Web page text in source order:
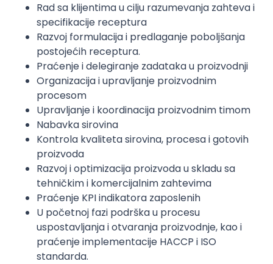
Rad sa klijentima u cilju razumevanja zahteva i
specifikacije receptura
Razvoj formulacija i predlaganje poboljšanja
postojećih receptura.
Praćenje i delegiranje zadataka u proizvodnji
Organizacija i upravljanje proizvodnim
procesom
Upravljanje i koordinacija proizvodnim timom
Nabavka sirovina
Kontrola kvaliteta sirovina, procesa i gotovih
proizvoda
Razvoj i optimizacija proizvoda u skladu sa
tehničkim i komercijalnim zahtevima
Praćenje KPI indikatora zaposlenih
U početnoj fazi podrška u procesu
uspostavljanja i otvaranja proizvodnje, kao i
praćenje implementacije HACCP i ISO
standarda.